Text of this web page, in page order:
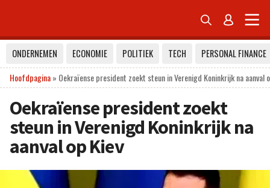
 
ONDERNEMEN ECONOMIE POLITIEK TECH
PERSONAL FINANCE
Hoofdpagina» Oekraïense president zoekt steun in Verenigd Koninkrijk na aanval
Oekraïense president zoekt
steun in Verenigd Koninkrijk na
aanval op Kiev